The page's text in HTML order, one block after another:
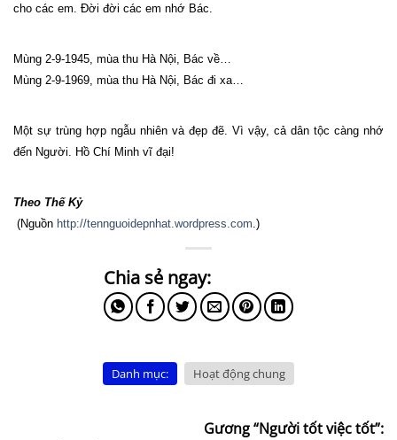
cho các em. Đời đời các em nhớ Bác.
Mùng 2-9-1945, mùa thu Hà Nội, Bác về…
Mùng 2-9-1969, mùa thu Hà Nội, Bác đi xa…
Một sự trùng hợp ngẫu nhiên và đẹp đẽ. Vì vậy, cả dân tộc càng nhớ
đến Người. Hồ Chí Minh vĩ đại!
Theo Thế Kỷ
(Nguồn http://tennguoidepnhat.wordpress.com .)
Danh mục: Hoạt động chung
Gương “Người tốt việc tốt”: